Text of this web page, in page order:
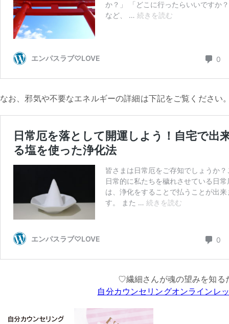
なお、邪気や不要なエネルギーの詳細は下記をご覧ください
♡繊細さんが魂の望みを知る
自分カウンセリングオンラインレ